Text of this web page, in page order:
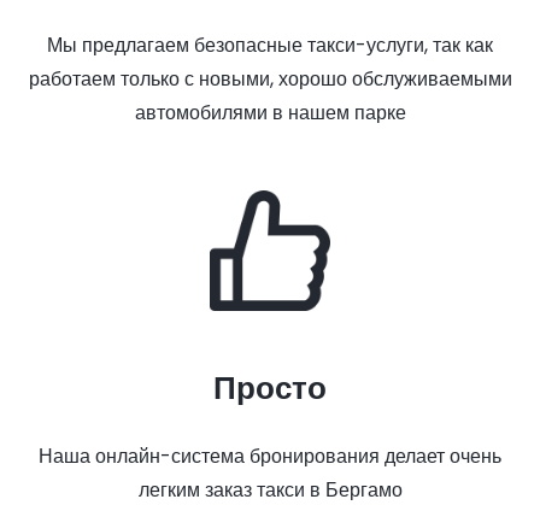
Мы предлагаем безопасные такси-услуги, так как
работаем только с новыми, хорошо обслуживаемыми
автомобилями в нашем парке
Просто
Наша онлайн-система бронирования делает очень
легким заказ такси в Бергамо